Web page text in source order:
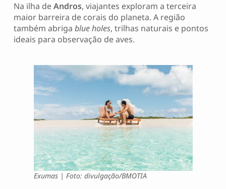
Na ilha deAndros, viajantes exploram a terceira
maior barreira de corais do planeta. A região
também abriga blue holes, trilhas naturais e pontos
ideais para observação de aves.
Exumas | Foto: divulgação/BMOTIA